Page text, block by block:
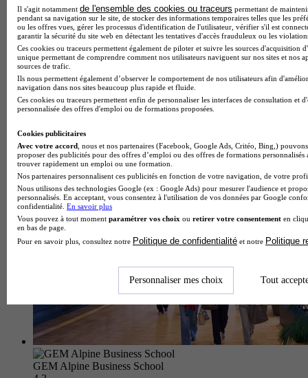
ESIS
Aucun avis
Lille
GEM Alpine Business School
Il s'agit notamment de l'ensemble des cookies ou traceurs permettant de
pendant sa navigation sur le site, de stocker des informations temporaires telles que les
ou les offres vues, gérer les processus d'identification de l'utilisateur, vérifier s'il est
garantir la sécurité du site web en détectant les tentatives d'accès frauduleux ou les
Ces cookies ou traceurs permettent également de piloter et suivre les sources d'acquisition
unique permettant de comprendre comment nos utilisateurs naviguent sur nos sites et nos
sources de trafic.
Ils nous permettent également d’observer le comportement de nos utilisateurs afin
navigation dans nos sites beaucoup plus rapide et fluide.
Ces cookies ou traceurs permettent enfin de personnaliser les interfaces de consultation et
personnalisée des offres d'emploi ou de formations proposées.
Cookies publicitaires
Avec votre accord , nous et nos partenaires (Facebook, Google Ads, Critéo, Bing,)
proposer des publicités pour des offres d’emploi ou des offres de formations
trouver rapidement un emploi ou une formation.
Nos partenaires personnalisent ces publicités en fonction de votre navigation, de votre
Nous utilisons des technologies Google (ex : Google Ads) pour mesurer l'audience et
personnalisés. En acceptant, vous consentez à l'utilisation de vos données par Google
confidentialité. En savoir plus
Vous pouvez à tout moment paramétrer vos choix ou retirer votre consentement en
en bas de page.
Pour en savoir plus, consultez notre Politique de confidentialité et notre Politique
Personnaliser mes choix Tout